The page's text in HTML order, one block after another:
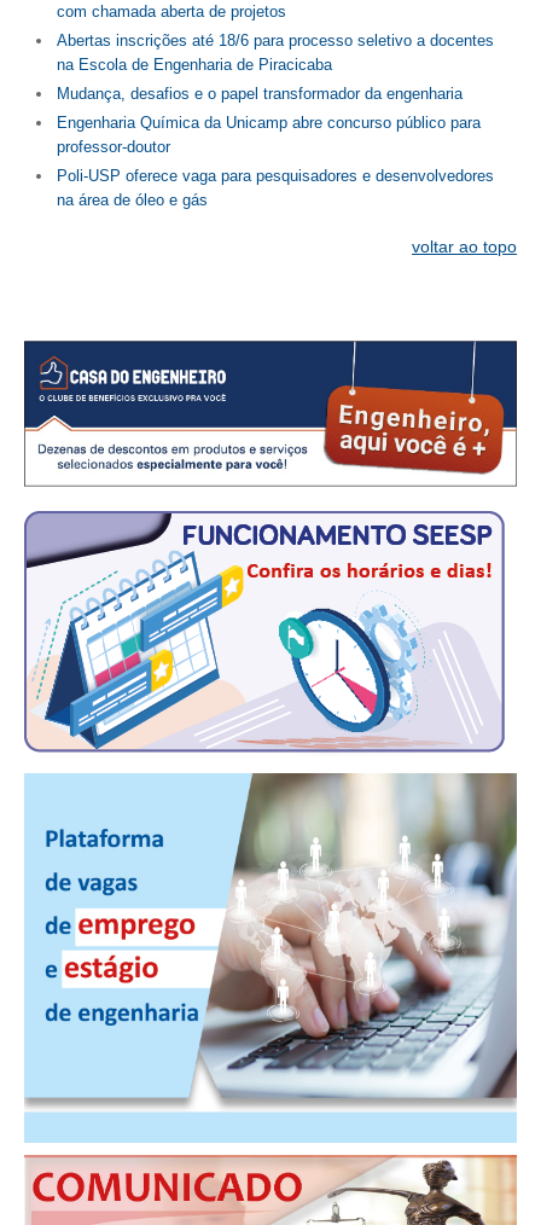
com chamada aberta de projetos
Abertas inscrições até 18/6 para processo seletivo a docentes
na Escola de Engenharia de Piracicaba
Mudança, desafios e o papel transformador da engenharia
Engenharia Química da Unicamp abre concurso público para
professor-doutor
Poli-USP oferece vaga para pesquisadores e desenvolvedores
na área de óleo e gás
voltar ao topo